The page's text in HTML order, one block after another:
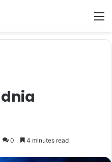
0 4 minutes read